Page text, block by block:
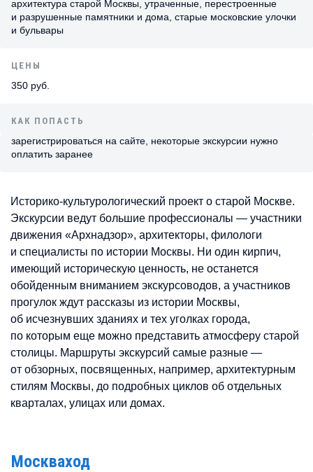
архитектура старой Москвы, утраченные, перестроенные
и разрушенные памятники и дома, старые московские улочки
и бульвары
ЦЕНЫ
350 руб.
КАК ПОПАСТЬ
зарегистрироваться на сайте, некоторые экскурсии нужно
оплатить заранее
Историко-культурологический проект о старой Москве.
Экскурсии ведут большие профессионалы — участники
движения «Архнадзор», архитекторы, филологи
и специалисты по истории Москвы. Ни один кирпич,
имеющий историческую ценность, не останется
обойденным вниманием экскурсоводов, а участников
прогулок ждут рассказы из истории Москвы,
об исчезнувших зданиях и тех уголках города,
по которым еще можно представить атмосферу старой
столицы. Маршруты экскурсий самые разные —
от обзорных, посвященных, например, архитектурным
стилям Москвы, до подробных циклов об отдельных
кварталах, улицах или домах.
Москваход